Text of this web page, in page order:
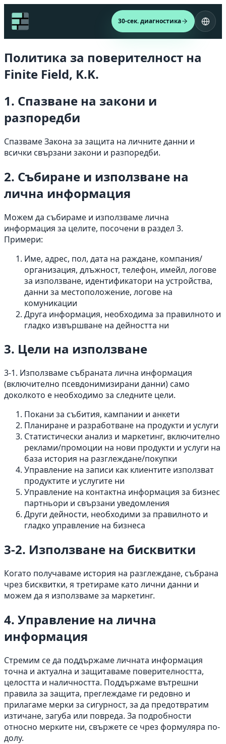
30-сек. диагностика
Политика за поверителност на
Finite Field, K.K.
1. Спазване на закони и
разпоредби
Спазваме Закона за защита на личните данни и
всички свързани закони и разпоредби.
2. Събиране и използване на
лична информация
Можем да събираме и използваме лична
информация за целите, посочени в раздел 3.
Примери:
Име, адрес, пол, дата на раждане, компания/
организация, длъжност, телефон, имейл, логове
за използване, идентификатори на устройства,
данни за местоположение, логове на
комуникации
Друга информация, необходима за правилното и
гладко извършване на дейността ни
3. Цели на използване
3-1. Използваме събраната лична информация
(включително псевдонимизирани данни) само
доколкото е необходимо за следните цели.
Покани за събития, кампании и анкети
Планиране и разработване на продукти и услуги
Статистически анализ и маркетинг, включително
реклами/промоции на нови продукти и услуги на
база история на разглеждане/покупки
Управление на записи как клиентите използват
продуктите и услугите ни
Управление на контактна информация за бизнес
партньори и свързани уведомления
Други дейности, необходими за правилното и
гладко управление на бизнеса
3-2. Използване на бисквитки
Когато получаваме история на разглеждане, събрана
чрез бисквитки, я третираме като лични данни и
можем да я използваме за маркетинг.
4. Управление на лична
информация
Стремим се да поддържаме личната информация
точна и актуална и защитаваме поверителността,
целостта и наличността. Поддържаме вътрешни
правила за защита, преглеждаме ги редовно и
прилагаме мерки за сигурност, за да предотвратим
изтичане, загуба или повреда. За подробности
относно мерките ни, свържете се чрез формуляра по-
долу.